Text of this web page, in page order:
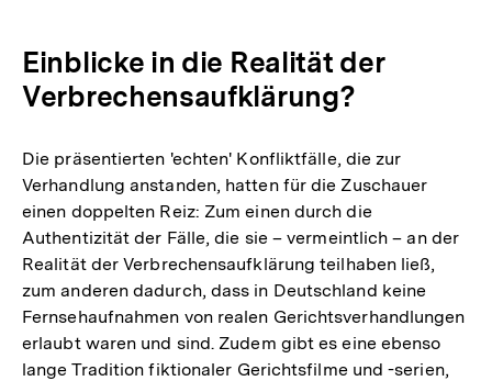
Einblicke in die Realität der
Verbrechensaufklärung?
Die präsentierten 'echten' Konfliktfälle, die zur
Verhandlung anstanden, hatten für die Zuschauer
einen doppelten Reiz: Zum einen durch die
Authentizität der Fälle, die sie – vermeintlich – an der
Realität der Verbrechensaufklärung teilhaben ließ,
zum anderen dadurch, dass in Deutschland keine
Fernsehaufnahmen von realen Gerichtsverhandlungen
erlaubt waren und sind. Zudem gibt es eine ebenso
lange Tradition fiktionaler Gerichtsfilme und -serien,